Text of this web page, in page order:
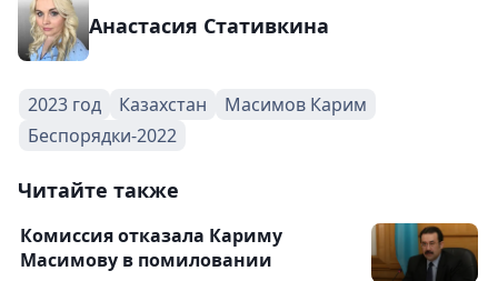
Анастасия Стативкина
2023 год Казахстан
Масимов Карим
Беспорядки-2022
Читайте также
Комиссия отказала Кариму
Масимову в помиловании